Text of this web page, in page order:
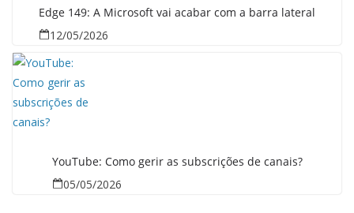
Edge 149: A Microsoft vai acabar com a barra lateral
12/05/2026
YouTube: Como gerir as subscrições de canais?
05/05/2026